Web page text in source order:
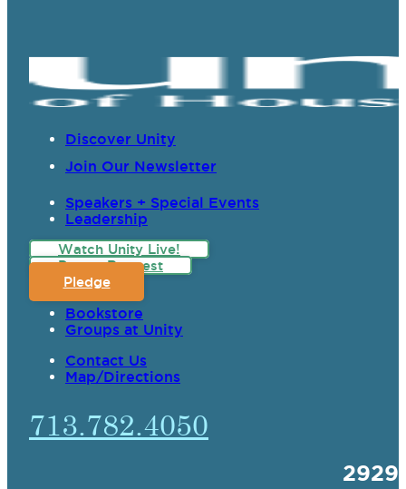
Discover Unity
Join Our Newsletter
Speakers + Special Events
Leadership
Watch Unity Live!
Prayer Request
Pledge
Bookstore
Groups at Unity
Contact Us
Map/Directions
713.782.4050